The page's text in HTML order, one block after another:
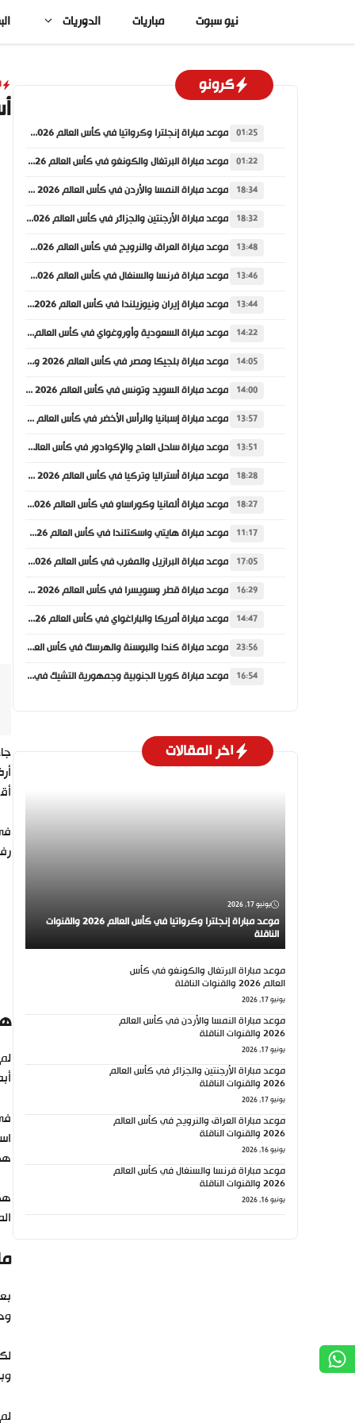
المحتوى
نيو سبوت مباريات الدوريات
في
كرونو
01:25 موعد مباراة إنجلترا وكرواتيا في كأس العالم 2026 والقنوات الناقلة
01:22 موعد مباراة البرتغال والكونغو في كأس العالم 2026 والقنوات الناقلة
18:34 موعد مباراة النمسا والأردن في كأس العالم 2026 والقنوات الناقلة
18:32 موعد مباراة الأرجنتين والجزائر في كأس العالم 2026 والقنوات الناقلة
13:48 موعد مباراة العراق والنرويج في كأس العالم 2026 والقنوات الناقلة
13:46 موعد مباراة فرنسا والسنغال في كأس العالم 2026 والقنوات الناقلة
13:44 موعد مباراة إيران ونيوزيلندا في كأس العالم 2026 والقنوات الناقلة
14:22 موعد مباراة السعودية وأوروغواي في كأس العالم 2026 والقنوات الناقلة
14:05 موعد مباراة بلجيكا ومصر في كأس العالم 2026 والقنوات الناقلة
14:00 موعد مباراة السويد وتونس في كأس العالم 2026 والقنوات الناقلة
13:57 موعد مباراة إسبانيا والرأس الأخضر في كأس العالم 2026 والقنوات الناقلة
13:51 موعد مباراة ساحل العاج والإكوادور في كأس العالم 2026 والقنوات الناقلة
18:28 موعد مباراة أستراليا وتركيا في كأس العالم 2026 والقنوات الناقلة
18:27 موعد مباراة ألمانيا وكوراساو في كأس العالم 2026 والقنوات الناقلة
11:17 موعد مباراة هايتي واسكتلندا في كأس العالم 2026 والقنوات الناقلة
17:05 موعد مباراة البرازيل والمغرب في كأس العالم 2026 والقنوات الناقلة
16:29 موعد مباراة قطر وسويسرا في كأس العالم 2026 والقنوات الناقلة
14:47 موعد مباراة أمريكا والباراغواي في كأس العالم 2026 والقنوات الناقلة
23:56 موعد مباراة كندا والبوسنة والهرسك في كأس العالم 2026 والقنوات الناقلة
16:54 موعد مباراة كوريا الجنوبية وجمهورية التشيك في كأس العالم 2026 والقنوات الناقلة
اخر المقالات
يونيو 17, 2026
موعد مباراة إنجلترا وكرواتيا في كأس العالم 2026 والقنوات
الناقلة
موعد مباراة البرتغال والكونغو في كأس
العالم 2026 والقنوات الناقلة
يونيو 17, 2026
موعد مباراة النمسا والأردن في كأس العالم
2026 والقنوات الناقلة
يونيو 17, 2026
موعد مباراة الأرجنتين والجزائر في كأس العالم
2026 والقنوات الناقلة
يونيو 17, 2026
موعد مباراة العراق والنرويج في كأس العالم
2026 والقنوات الناقلة
يونيو 16, 2026
موعد مباراة فرنسا والسنغال في كأس العالم
2026 والقنوات الناقلة
يونيو 16, 2026